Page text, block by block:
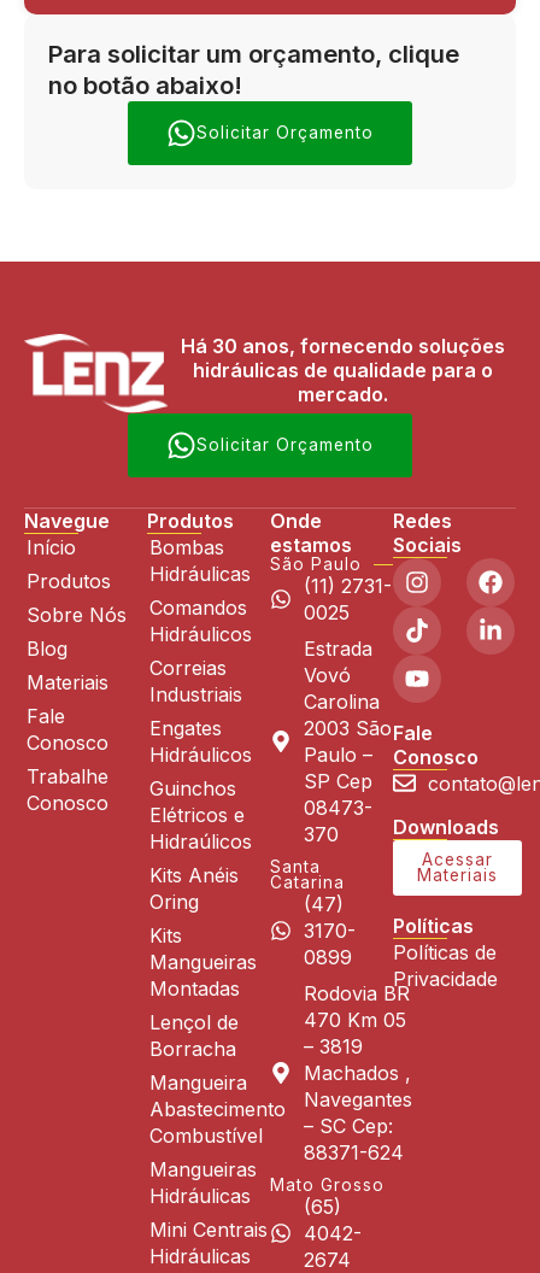
Para solicitar um orçamento, clique
no botão abaixo!
Solicitar Orçamento
Há 30 anos, fornecendo soluções
hidráulicas de qualidade para o
mercado.
Solicitar Orçamento
Navegue
Início
Produtos
Sobre Nós
Blog
Materiais
Fale
Conosco
Trabalhe
Conosco
Produtos
Bombas
Hidráulicas
Comandos
Hidráulicos
Correias
Industriais
Engates
Hidráulicos
Guinchos
Elétricos e
Hidraúlicos
Kits Anéis
Oring
Kits
Mangueiras
Montadas
Lençol de
Borracha
Mangueira
Abastecimento
Combustível
Mangueiras
Hidráulicas
Mini Centrais
Hidráulicas
Onde
estamos
São Paulo
(11) 2731-
0025
Estrada
Vovó
Carolina
2003 São
Paulo –
SP Cep
08473-
370
Santa
Catarina
(47)
3170-
0899
Rodovia BR
470 Km 05
– 3819
Machados ,
Navegantes
– SC Cep:
88371-624
Mato Grosso
(65)
4042-
2674
Redes
Sociais
Fale
Conosco
Downloads
Acessar
Materiais
Políticas
Políticas de
Privacidade